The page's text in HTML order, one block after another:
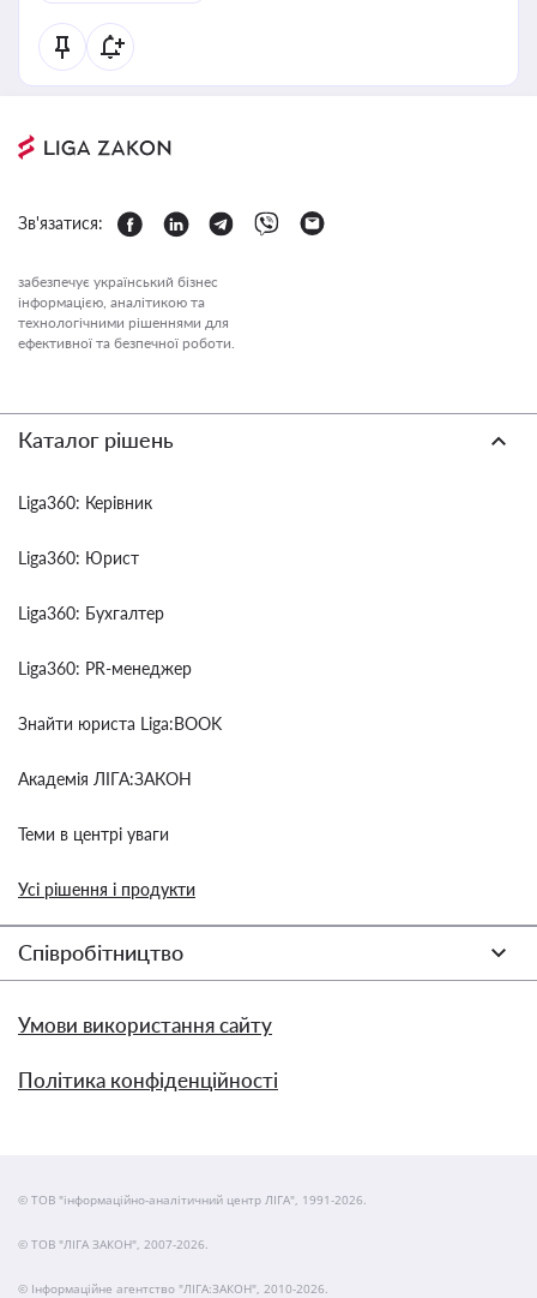
Зв'язатися:
забезпечує український бізнес
інформацією, аналітикою та
технологічними рішеннями для
ефективної та безпечної роботи.
Каталог рішень
Liga360: Керівник
Liga360: Юрист
Liga360: Бухгалтер
Liga360: PR-менеджер
Знайти юриста Liga:BOOK
Академія ЛІГА:ЗАКОН
Теми в центрі уваги
Усі рішення і продукти
Співробітництво
Умови використання сайту
Політика конфіденційності
© ТОВ "інформаційно-аналітичний центр ЛІГА", 1991-2026.
© ТОВ "ЛІГА ЗАКОН", 2007-2026.
© Інформаційне агентство "ЛІГА:ЗАКОН", 2010-2026.